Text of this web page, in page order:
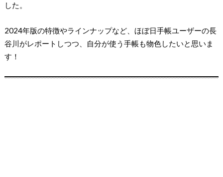
した。
2024年版の特徴やラインナップなど、ほぼ日手帳ユーザーの長
谷川がレポートしつつ、自分が使う手帳も物色したいと思いま
す！